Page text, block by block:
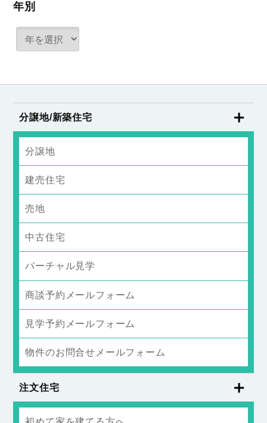
年別
分譲地/新築住宅
分譲地
建売住宅
売地
中古住宅
バーチャル見学
商談予約メールフォーム
見学予約メールフォーム
物件のお問合せメールフォーム
注文住宅